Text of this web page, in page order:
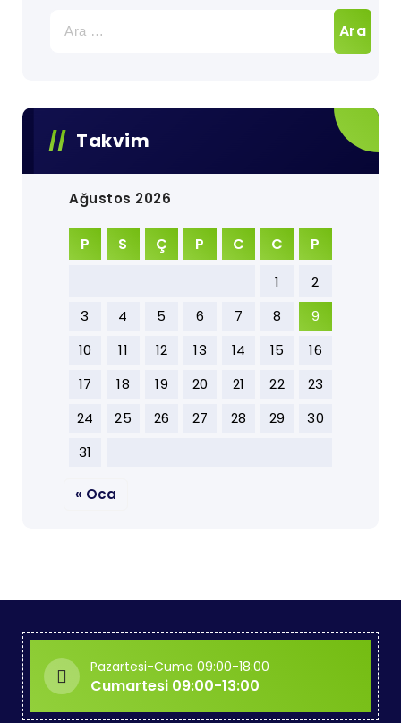
Takvim
Ağustos 2026
P S Ç P C C P
1
2
3
4 5 6 7 8
9
10
11 12 13 14 15
16
17
18 19 20 21 22
23
24
25 26 27 28 29
30
31
« Oca
Pazartesi-Cuma 09:00-18:00
Cumartesi 09:00-13:00